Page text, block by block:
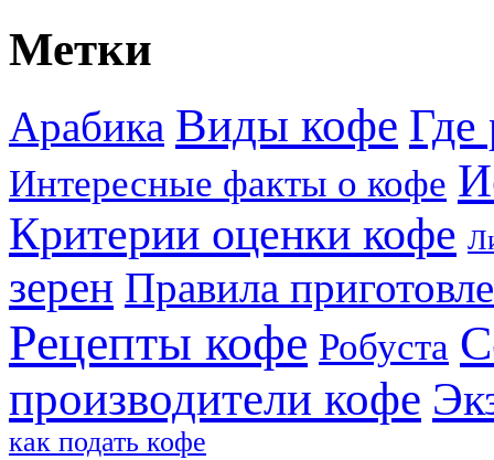
Метки
Арабика Виды кофе Где
Интересные факты о кофе
Критерии оценки кофе
зерен Правила
Рецепты кофе Робуста
производители кофе
как подать кофе